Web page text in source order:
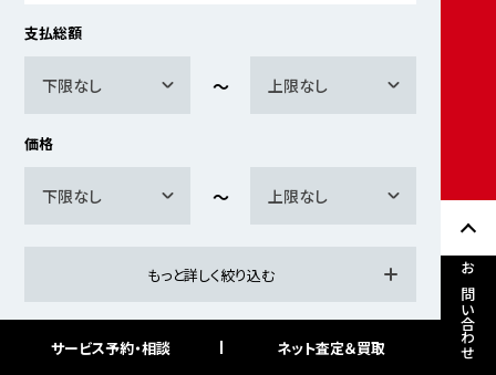
お問い合わせ
支払総額
下限なし 上限なし
価格
下限なし 上限なし
もっと詳しく絞り込む
検索
サービス予約・相談 ネット査定＆買取